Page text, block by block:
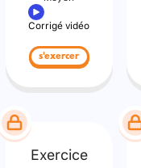
Corrigé vidéo
s'exercer
Exercice